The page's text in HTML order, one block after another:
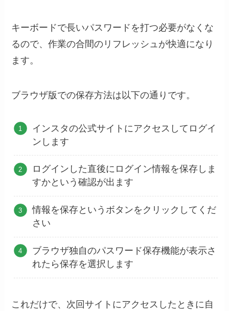
キーボードで長いパスワードを打つ必要がなくな
るので、作業の合間のリフレッシュが快適になり
ます。
ブラウザ版での保存方法は以下の通りです。
インスタの公式サイトにアクセスしてログイ
ンします
ログインした直後にログイン情報を保存しま
すかという確認が出ます
情報を保存というボタンをクリックしてくだ
さい
ブラウザ独自のパスワード保存機能が表示さ
れたら保存を選択します
これだけで、次回サイトにアクセスしたときに自